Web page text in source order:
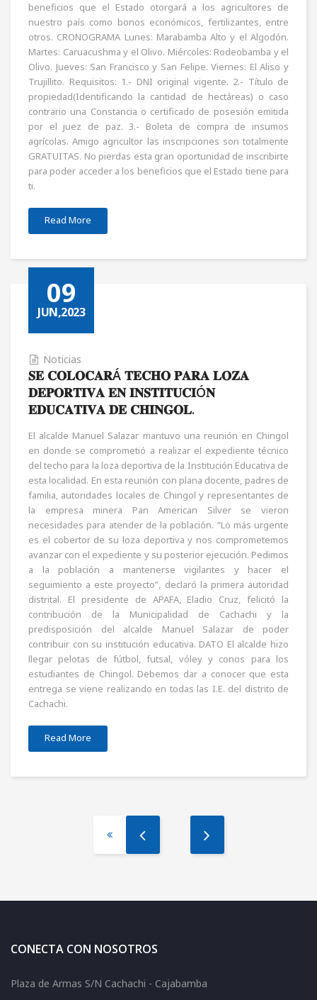
beneficios que el Estado otorgará a los agricultores de
nuestro país como bonos económicos, fertilizantes, entre
otros. CRONOGRAMA Lunes: Marabamba Alto y el Algodón.
Martes: Caruacushma y el Olivo. Miércoles: Rodeobamba y el
Olivo. Jueves: San Francisco y San Felipe. Viernes: El Aliso y
Trujillito. Requisitos: 1.- DNI original vigente. 2.- Título de
propiedad(Identificando la cantidad de hectáreas) o caso
contrario una Constancia o certificado de posesión emitida
por el juez de paz. 3.- Boleta de compra de insumos
agrícolas. Amigo agricultor las inscripciones son totalmente
GRATUITAS. No pierdas esta gran oportunidad de inscribirte
para poder acceder a los beneficios que el Estado tiene para
ti.
Read More
09
JUN,2023
Noticias
𝐒𝐄 𝐂𝐎𝐋𝐎𝐂𝐀𝐑Á 𝐓𝐄𝐂𝐇𝐎 𝐏𝐀𝐑𝐀 𝐋𝐎𝐙𝐀
𝐃𝐄𝐏𝐎𝐑𝐓𝐈𝐕𝐀 𝐄𝐍 𝐈𝐍𝐒𝐓𝐈𝐓𝐔𝐂𝐈Ó𝐍
𝐄𝐃𝐔𝐂𝐀𝐓𝐈𝐕𝐀 𝐃𝐄 𝐂𝐇𝐈𝐍𝐆𝐎𝐋.
El alcalde Manuel Salazar mantuvo una reunión en Chingol
en donde se comprometió a realizar el expediente técnico
del techo para la loza deportiva de la Institución Educativa de
esta localidad. En esta reunión con plana docente, padres de
familia, autoridades locales de Chingol y representantes de
la empresa minera Pan American Silver se vieron
necesidades para atender de la población. “Lo más urgente
es el cobertor de su loza deportiva y nos comprometemos
avanzar con el expediente y su posterior ejecución. Pedimos
a la población a mantenerse vigilantes y hacer el
seguimiento a este proyecto”, declaró la primera autoridad
distrital. El presidente de APAFA, Eladio Cruz, felicitó la
contribución de la Municipalidad de Cachachi y la
predisposición del alcalde Manuel Salazar de poder
contribuir con su institución educativa. DATO El alcalde hizo
llegar pelotas de fútbol, futsal, vóley y conos para los
estudiantes de Chingol. Debemos dar a conocer que esta
entrega se viene realizando en todas las I.E. del distrito de
Cachachi.
Read More
CONECTA CON NOSOTROS
Plaza de Armas S/N Cachachi - Cajabamba